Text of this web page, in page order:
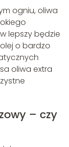
ogniu, oliwa
lepszy będzie
o bardzo
oliwa extra
– czy